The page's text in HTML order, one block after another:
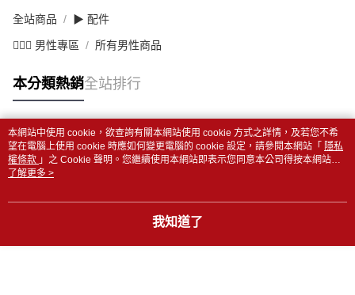
全站商品 ▶ 配件
💁🏻‍♂️ 男性專區 所有男性商品
本分類熱銷全站排行
熱門標籤
本網站中使用 cookie，欲查詢有關本網站使用 cookie 方式之詳情，及若您不希
望在電腦上使用 cookie 時應如何變更電腦的 cookie 設定，請參閱本網站「 隱私
權條款 」之 Cookie 聲明。您繼續使用本網站即表示您同意本公司得按本網站使
用條款之 Cookie 聲明使用 cookie。
了解更多 >
我知道了